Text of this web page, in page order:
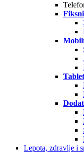
Lepota, zdravlje i